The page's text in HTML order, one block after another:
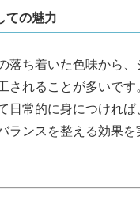
ての魅力
落ち着いた色味から
されることが多いです
日常的に身につければ
ランスを整える効果を